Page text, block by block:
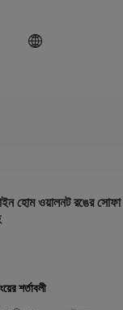
হোম ওয়ালনট রঙের
শর্তাবলী